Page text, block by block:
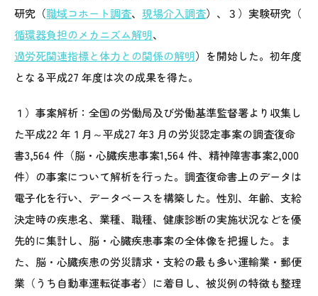
研究（職域コホート調査、 現場介入調査）、３）実験研究（
循環器負担のメカニズム解明、
過労死関連指標と体力との関係の解明）を開始した。初年度
となる平成27 年度は次の成果を得た。
１）事案解析：全国の労働局及び労働基準監督署より収集し
た平成22 年１月～平成27 年3 月の労災認定事案の調査復命
書3,564 件（脳・心臓疾患事案1,564 件、精神障害事案2,000
件）の事案について解析を行った。調査復命書上のデータは
電子化を行い、データベースを構築した。性別、年齢、支給
決定時の疾患名、業種、職種、健康診断の実施状況などを優
先的に集計し、脳・心臓疾患事案の全体像を把握した。ま
た、脳・心臓疾患の労災請求・支給の最も多い運輸業・郵便
業（うち自動車運転従事者）に着目し、被災例の特徴も整理